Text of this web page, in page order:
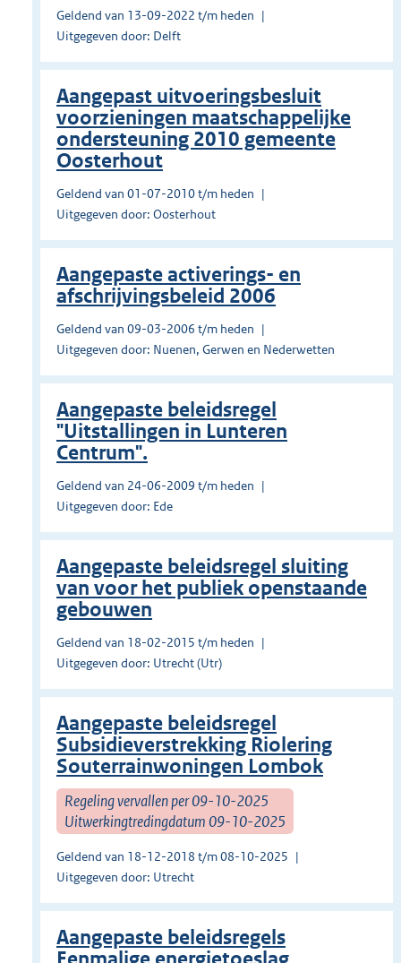
Geldend van 13-09-2022 t/m heden
Uitgegeven door: Delft
Aangepast uitvoeringsbesluit
voorzieningen maatschappelijke
ondersteuning 2010 gemeente
Oosterhout
Geldend van 01-07-2010 t/m heden
Uitgegeven door: Oosterhout
Aangepaste activerings- en
afschrijvingsbeleid 2006
Geldend van 09-03-2006 t/m heden
Uitgegeven door: Nuenen, Gerwen en Nederwetten
Aangepaste beleidsregel
"Uitstallingen in Lunteren
Centrum".
Geldend van 24-06-2009 t/m heden
Uitgegeven door: Ede
Aangepaste beleidsregel sluiting
van voor het publiek openstaande
gebouwen
Geldend van 18-02-2015 t/m heden
Uitgegeven door: Utrecht (Utr)
Aangepaste beleidsregel
Subsidieverstrekking Riolering
Souterrainwoningen Lombok
Regeling vervallen per 09-10-2025
Uitwerkingtredingdatum 09-10-2025
Geldend van 18-12-2018 t/m 08-10-2025
Uitgegeven door: Utrecht
Aangepaste beleidsregels